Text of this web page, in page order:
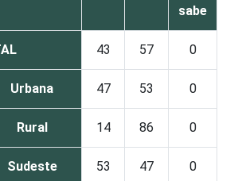
sabe
43 57 0
Urbana 47 53 0
Rural 14 86 0
Sudeste 53 47 0